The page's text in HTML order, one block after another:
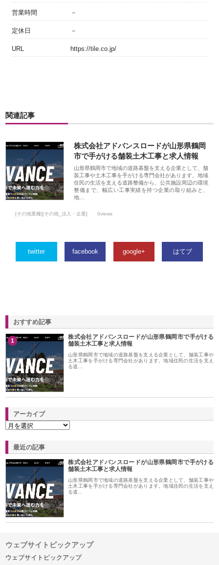
営業時間 －
定休日 －
URL https://tile.co.jp/
関連記事
株式会社アドバンスロードが山形県鶴岡
市で手がける舗装土木工事と求人情報
山形県鶴岡市で地域の道路基盤を支える企業として、舗
装工事や土木工事を手がける専門会社があります。地域
住民の生活を支える道路整備から、公共施設周辺の環境
整備まで、幅広い工事実績を持つ企業の取り組みと、
地…
[その他業種][その他_法人・企業] 0views
twitter facebook google+ はてブ
おすすめ記事
1
株式会社アドバンスロードが山形県鶴岡市で手がける
舗装土木工事と求人情報
山形県鶴岡市で地域の道路基盤を支える企業として、舗装工事や
土木工事を手がける専門会社があります。地域住民の生活を支え
る道…
アーカイブ
最近の記事
株式会社アドバンスロードが山形県鶴岡市で手がける
舗装土木工事と求人情報
山形県鶴岡市で地域の道路基盤を支える企業として、舗装工事や
土木工事を手がける専門会社があります。地域住民の生活を支え
る道…
ウェブサイトピックアップ
ウェブサイトピックアップ